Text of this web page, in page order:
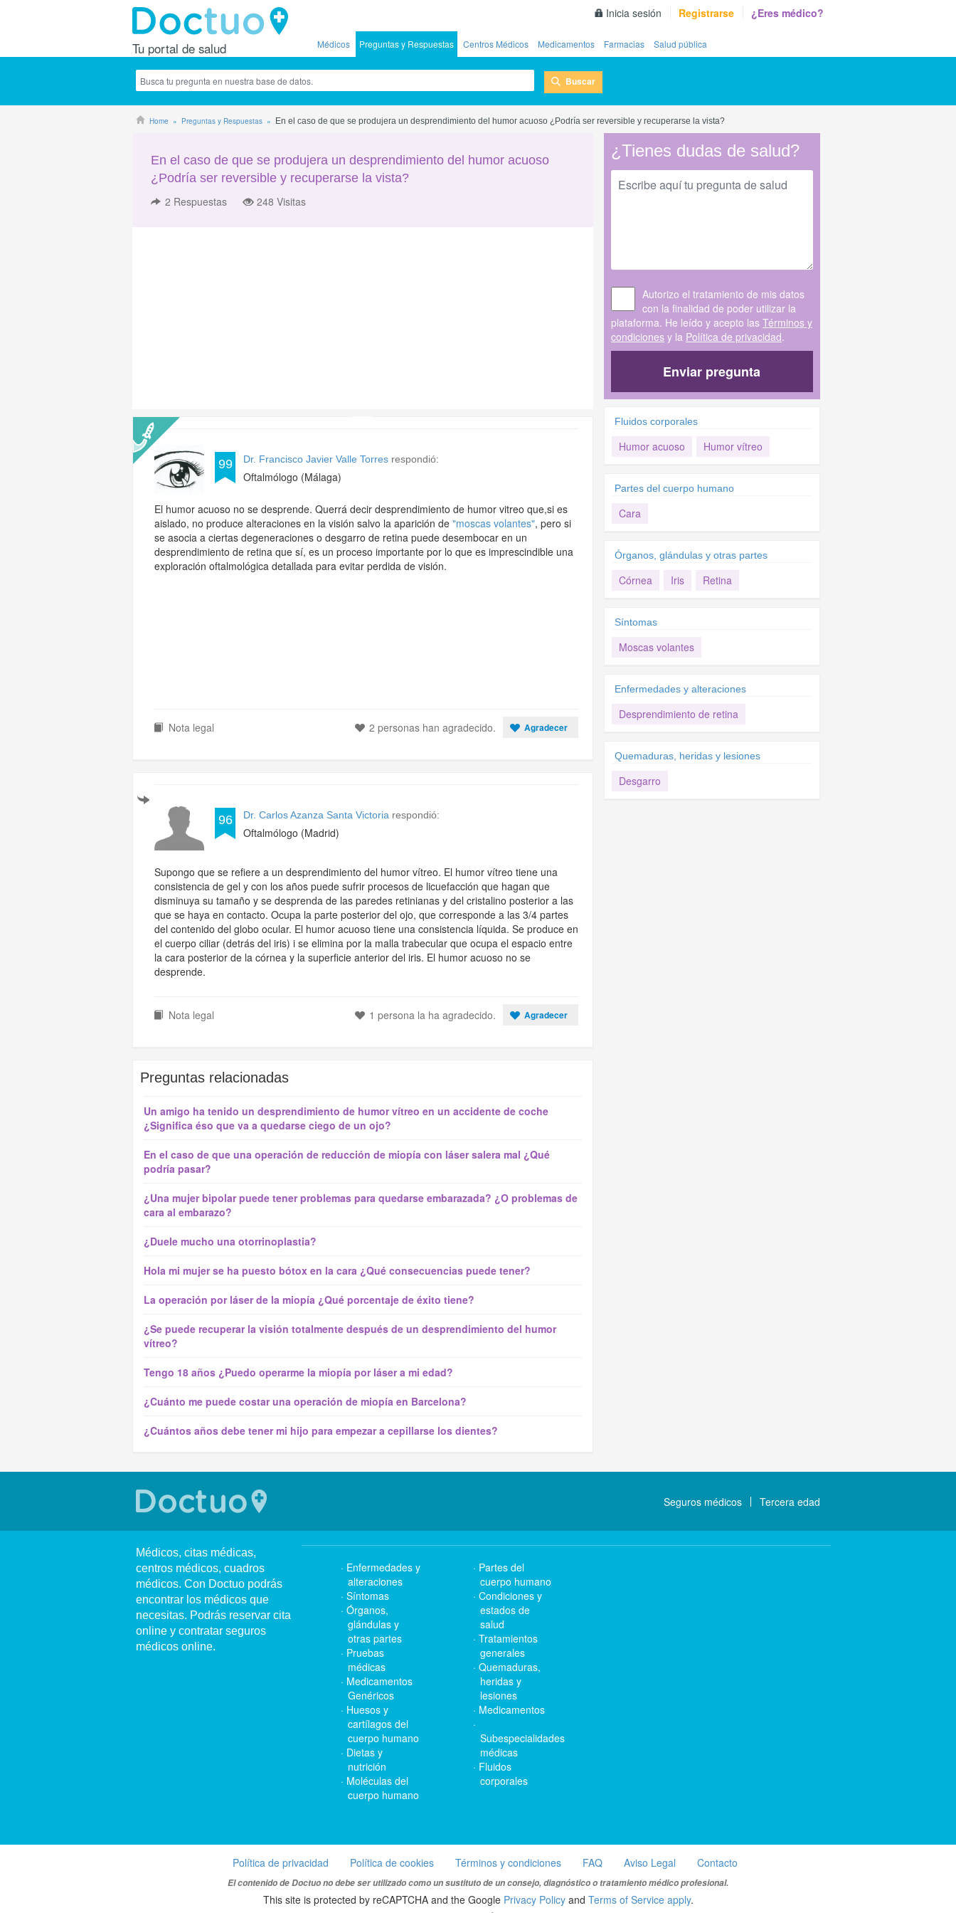
Tu portal de salud
Inicia sesión Registrarse ¿Eres médico?
Médicos Preguntas y Respuestas Centros Médicos Medicamentos Farmacias Salud pública
Buscar
Home Preguntas y Respuestas En el caso de que se produjera un desprendimiento del humor acuoso ¿Podría ser reversible y recuperarse la vista?
En el caso de que se produjera un desprendimiento del humor acuoso
¿Podría ser reversible y recuperarse la vista?
2 Respuestas 248 Visitas
99 Dr. Francisco Javier Valle Torres respondió:
Oftalmólogo (Málaga)
El humor acuoso no se desprende. Querrá decir desprendimiento de humor vitreo que,si es
aislado, no produce alteraciones en la visión salvo la aparición de "moscas volantes", pero si
se asocia a ciertas degeneraciones o desgarro de retina puede desembocar en un
desprendimiento de retina que sí, es un proceso importante por lo que es imprescindible una
exploración oftalmológica detallada para evitar perdida de visión.
Nota legal Agradecer
2 personas han agradecido.
96 Dr. Carlos Azanza Santa Victoria respondió:
Oftalmólogo (Madrid)
Supongo que se refiere a un desprendimiento del humor vítreo. El humor vítreo tiene una
consistencia de gel y con los años puede sufrir procesos de licuefacción que hagan que
disminuya su tamaño y se desprenda de las paredes retinianas y del cristalino posterior a las
que se haya en contacto. Ocupa la parte posterior del ojo, que corresponde a las 3/4 partes
del contenido del globo ocular. El humor acuoso tiene una consistencia líquida. Se produce en
el cuerpo ciliar (detrás del iris) i se elimina por la malla trabecular que ocupa el espacio entre
la cara posterior de la córnea y la superficie anterior del iris. El humor acuoso no se
desprende.
Nota legal Agradecer
1 persona la ha agradecido.
Preguntas relacionadas
Un amigo ha tenido un desprendimiento de humor vítreo en un accidente de coche
¿Significa éso que va a quedarse ciego de un ojo?
En el caso de que una operación de reducción de miopía con láser salera mal ¿Qué
podría pasar?
¿Una mujer bipolar puede tener problemas para quedarse embarazada? ¿O problemas de
cara al embarazo?
¿Duele mucho una otorrinoplastia?
Hola mi mujer se ha puesto bótox en la cara ¿Qué consecuencias puede tener?
La operación por láser de la miopía ¿Qué porcentaje de éxito tiene?
¿Se puede recuperar la visión totalmente después de un desprendimiento del humor
vítreo?
Tengo 18 años ¿Puedo operarme la miopía por láser a mi edad?
¿Cuánto me puede costar una operación de miopía en Barcelona?
¿Cuántos años debe tener mi hijo para empezar a cepillarse los dientes?
¿Tienes dudas de salud?
Autorizo el tratamiento de mis datos
con la finalidad de poder utilizar la
plataforma. He leído y acepto las Términos y
condicionesy la Política de privacidad.
Enviar pregunta
Fluidos corporales
Humor acuoso Humor vítreo
Partes del cuerpo humano
Cara
Órganos, glándulas y otras partes
Córnea Iris Retina
Síntomas
Moscas volantes
Enfermedades y alteraciones
Desprendimiento de retina
Quemaduras, heridas y lesiones
Desgarro
Seguros médicos Tercera edad
Médicos, citas médicas,
centros médicos, cuadros
médicos. Con Doctuo podrás
encontrar los médicos que
necesitas. Podrás reservar cita
online y contratar seguros
médicos online.
Enfermedades y
alteraciones
Síntomas
Órganos,
glándulas y
otras partes
Pruebas
médicas
Medicamentos
Genéricos
Huesos y
cartílagos del
cuerpo humano
Dietas y
nutrición
Moléculas del
cuerpo humano
Partes del
cuerpo humano
Condiciones y
estados de
salud
Tratamientos
generales
Quemaduras,
heridas y
lesiones
Medicamentos
Subespecialidades
médicas
Fluidos
corporales
Política de privacidad Política de cookies Términos y condiciones FAQ Aviso Legal Contacto
El contenido de Doctuo no debe ser utilizado como un sustituto de un consejo, diagnóstico o tratamiento médico profesional.
This site is protected by reCAPTCHA and the Google Privacy Policyand Terms of Service apply.